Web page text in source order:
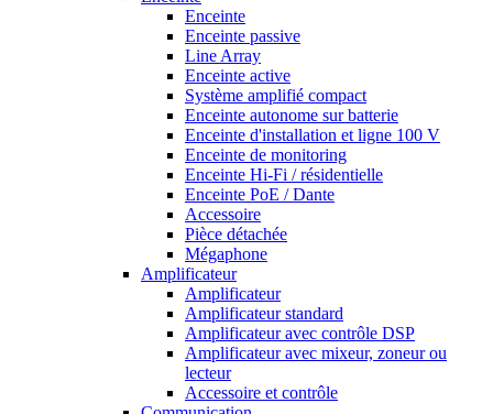
Enceinte
Enceinte passive
Line Array
Enceinte active
Système amplifié compact
Enceinte autonome sur batterie
Enceinte d'installation et ligne 100 V
Enceinte de monitoring
Enceinte Hi-Fi / résidentielle
Enceinte PoE / Dante
Accessoire
Pièce détachée
Mégaphone
Amplificateur
Amplificateur
Amplificateur standard
Amplificateur avec contrôle DSP
Amplificateur avec mixeur, zoneur ou
lecteur
Accessoire et contrôle